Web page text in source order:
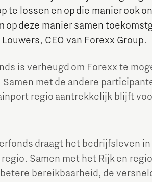
High
TU/e
te lossen en op die manier ook
op deze manier samen
CEO van Forexx Group.
is verheugd om Forexx te
met de andere
regio aantrekkelijk blijft
draagt het bedrijfsleven
Samen met het Rijk en
bereikbaarheid, de